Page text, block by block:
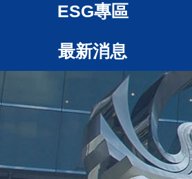
ESG專區
最新消息